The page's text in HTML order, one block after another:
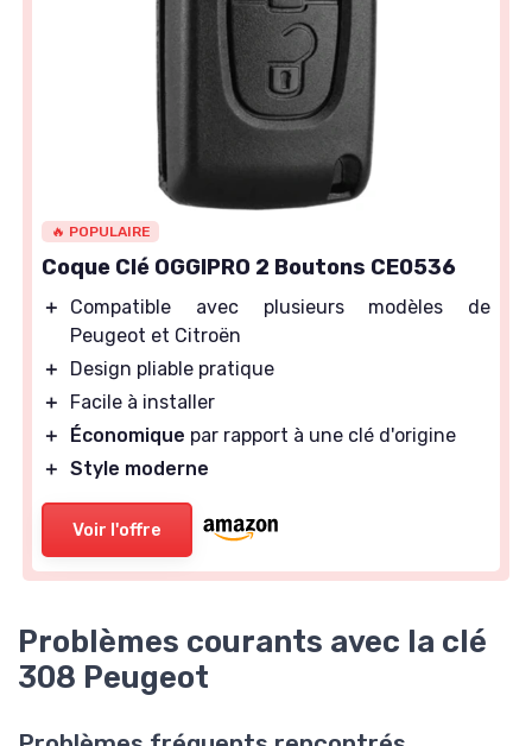
🔥 POPULAIRE
Coque Clé OGGIPRO 2 Boutons CE0536
＋
Compatible avec plusieurs modèles de
Peugeot et Citroën
＋
Design pliable pratique
＋
Facile à installer
＋
Économique par rapport à une clé d'origine
＋ Style moderne
Voir l'offre
Problèmes courants avec la clé
308 Peugeot